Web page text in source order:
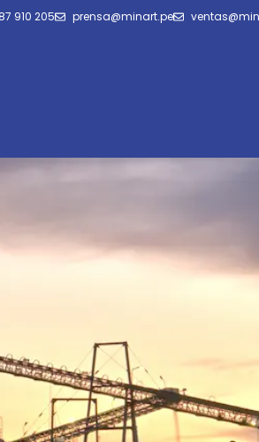
910 205 prensa@minart.pe